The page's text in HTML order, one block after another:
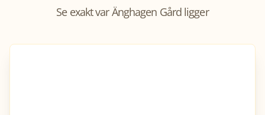
Se exakt varÄnghagen Gårdligger